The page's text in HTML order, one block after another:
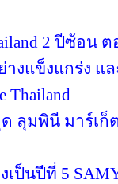
2 ปีซ้อน
างแข็งแกร่ง
Thailand
ลุมพินี มาร์เก็
ป็นปีที่ 5